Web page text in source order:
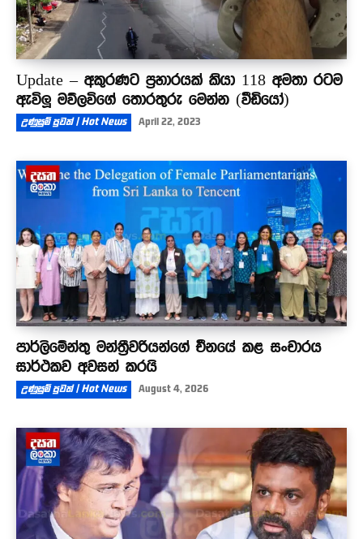
Update – අකුරණට ප්‍රහාරයක් කියා 118 අමතා රටම
ඇවිලූ මව්ලවිගේ තොරතුරු මෙන්න (වීඩියෝ)
උණුසුම් පුවත් | Hot News April 22, 2023
පාර්ලිමේන්තු මන්ත්‍රීවරියන්ගේ චීනයේ කළ සංචාරය
සාර්ථකව අවසන් කරයි
උණුසුම් පුවත් | Hot News August 4, 2026